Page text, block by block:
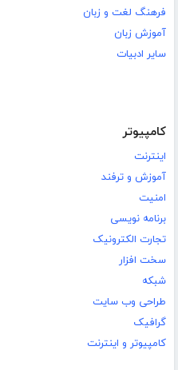
فرهنگ لغت و زبان
آموزش زبان
سایر ادبیات
کامپیوتر
اینترنت
آموزش و ترفند
امنیت
برنامه نویسی
تجارت الکترونیک
سخت افزار
شبکه
طراحی وب سایت
گرافیک
کامپیوتر و اینترنت